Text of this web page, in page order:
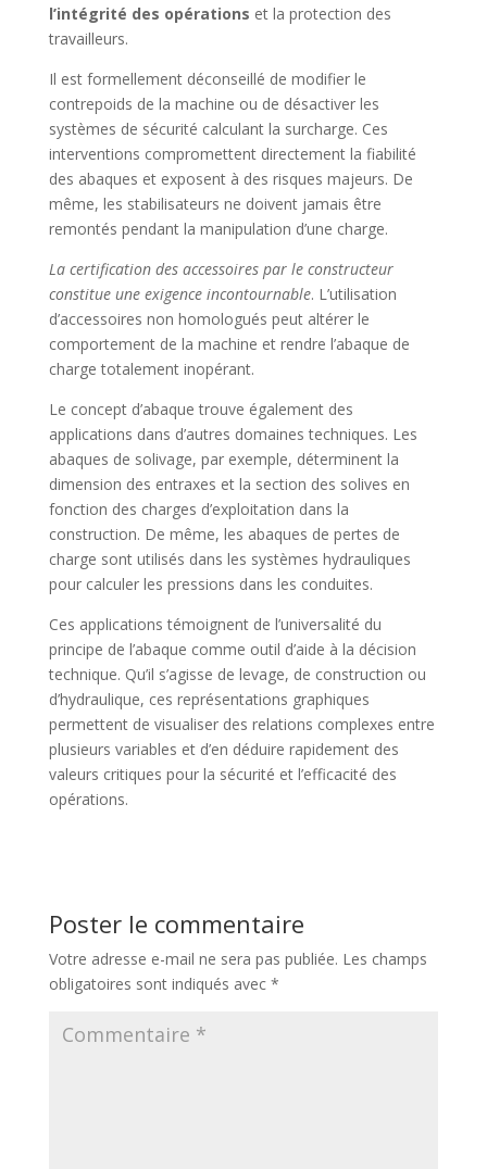
l’intégrité des opérations et la protection des
travailleurs.
Il est formellement déconseillé de modifier le
contrepoids de la machine ou de désactiver les
systèmes de sécurité calculant la surcharge. Ces
interventions compromettent directement la fiabilité
des abaques et exposent à des risques majeurs. De
même, les stabilisateurs ne doivent jamais être
remontés pendant la manipulation d’une charge.
La certification des accessoires par le constructeur
constitue une exigence incontournable. L’utilisation
d’accessoires non homologués peut altérer le
comportement de la machine et rendre l’abaque de
charge totalement inopérant.
Le concept d’abaque trouve également des
applications dans d’autres domaines techniques. Les
abaques de solivage, par exemple, déterminent la
dimension des entraxes et la section des solives en
fonction des charges d’exploitation dans la
construction. De même, les abaques de pertes de
charge sont utilisés dans les systèmes hydrauliques
pour calculer les pressions dans les conduites.
Ces applications témoignent de l’universalité du
principe de l’abaque comme outil d’aide à la décision
technique. Qu’il s’agisse de levage, de construction ou
d’hydraulique, ces représentations graphiques
permettent de visualiser des relations complexes entre
plusieurs variables et d’en déduire rapidement des
valeurs critiques pour la sécurité et l’efficacité des
opérations.
Poster le commentaire
Votre adresse e-mail ne sera pas publiée. Les champs
obligatoires sont indiqués avec *